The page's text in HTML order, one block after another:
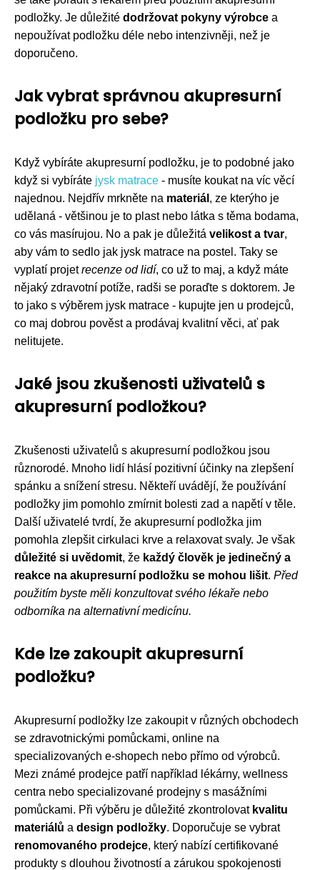
podložky. Je důležité dodržovat pokyny výrobce a
nepoužívat podložku déle nebo intenzivněji, než je
doporučeno.
Jak vybrat správnou akupresurní
podložku pro sebe?
Když vybíráte akupresurní podložku, je to podobné jako
když si vybíráte jysk matrace - musíte koukat na víc věcí
najednou. Nejdřív mrkněte na materiál , ze kterýho je
udělaná - většinou je to plast nebo látka s těma bodama,
co vás masírujou. No a pak je důležitá velikost a tvar,
aby vám to sedlo jak jysk matrace na postel. Taky se
vyplatí projetrecenze od lidí, co už to maj, a když máte
nějaký zdravotní potíže, radši se poraďte s doktorem. Je
to jako s výběrem jysk matrace - kupujte jen u prodejců,
co maj dobrou pověst a prodávaj kvalitní věci, ať pak
nelitujete.
Jaké jsou zkušenosti uživatelů s
akupresurní podložkou?
Zkušenosti uživatelů s akupresurní podložkou jsou
různorodé. Mnoho lidí hlásí pozitivní účinky na zlepšení
spánku a snížení stresu. Někteří uvádějí, že používání
podložky jim pomohlo zmírnit bolesti zad a napětí v těle.
Další uživatelé tvrdí, že akupresurní podložka jim
pomohla zlepšit cirkulaci krve a relaxovat svaly. Je však
důležité si uvědomit, že každý člověk je jedinečný a
reakce na akupresurní podložku se mohou lišit. Před
použitím byste měli konzultovat svého lékaře nebo
odborníka na alternativní medicínu.
Kde lze zakoupit akupresurní
podložku?
Akupresurní podložky lze zakoupit v různých obchodech
se zdravotnickými pomůckami, online na
specializovaných e-shopech nebo přímo od výrobců.
Mezi známé prodejce patří například lékárny, wellness
centra nebo specializované prodejny s masážními
pomůckami. Při výběru je důležité zkontrolovat kvalitu
materiálů a design podložky. Doporučuje se vybrat
renomovaného prodejce, který nabízí certifikované
produkty s dlouhou životností a zárukou spokojenosti